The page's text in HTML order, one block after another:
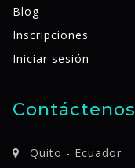
Blog
Inscripciones
Iniciar sesión
Contáctenos
Quito - Ecuador